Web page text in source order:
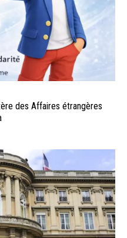
des Affaires étrangères